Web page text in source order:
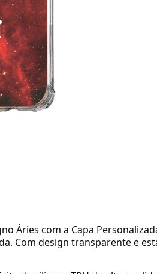
Áries com a Capa
Com design transparente e